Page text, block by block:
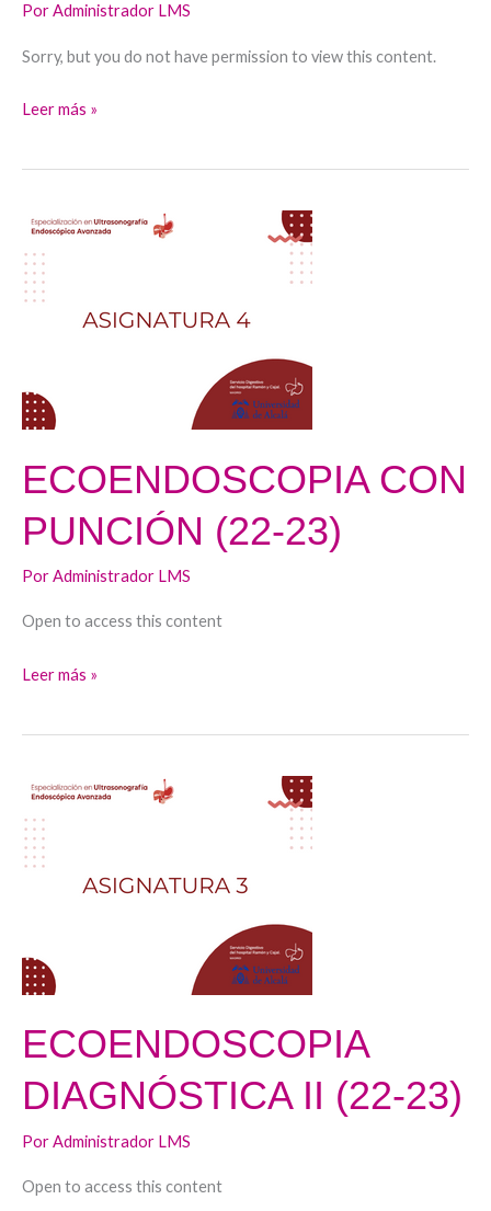
PorAdministrador LMS
Sorry, but you do not have permission to view this content.
Leer más »
ECOENDOSCOPIA CON
PUNCIÓN (22-23)
PorAdministrador LMS
Open to access this content
ECOENDOSCOPIA
CON
PUNCIÓN
Leer más »
ECOENDOSCOPIA
DIAGNÓSTICA II (22-23)
PorAdministrador LMS
Open to access this content
ECOENDOSCOPIA
DIAGNÓSTICA
II